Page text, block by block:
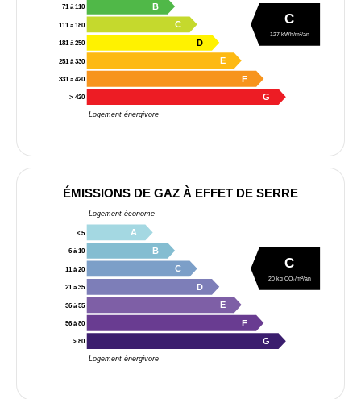
Logement énergivore
71 à 110 B
111 à 180 C
181 à 250 D
251 à 330 E
331 à 420 F
> 420 G
C
127 kWh/m²/an
ÉMISSIONS DE GAZ À EFFET DE SERRE
Logement économe
Logement énergivore
≤ 5 A
6 à 10 B
11 à 20 C
21 à 35 D
36 à 55 E
56 à 80 F
> 80 G
C
20 kg CO₂/m²/an